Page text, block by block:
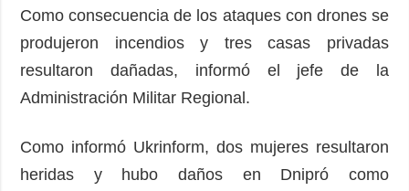
Como consecuencia de los ataques con drones se
produjeron incendios y tres casas privadas
resultaron dañadas, informó el jefe de la
Administración Militar Regional.
Como informó Ukrinform, dos mujeres resultaron
heridas y hubo daños en Dnipró como